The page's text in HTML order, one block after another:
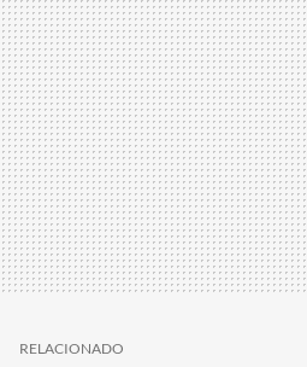
RELACIONADO